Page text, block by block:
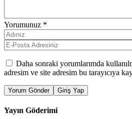
Yorumunuz *
Daha sonraki yorumlarımda
adresim ve site adresim bu tarayıcıya
Yorum Gönder Giriş Yap
Yayın Göderimi